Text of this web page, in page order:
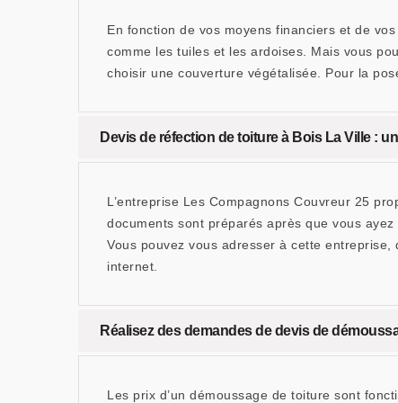
En fonction de vos moyens financiers et de
comme les tuiles et les ardoises. Mais vous
choisir une couverture végétalisée. Pour la
Devis de réfection de toiture à Bois La Ville :
L’entreprise Les Compagnons Couvreur 25
documents sont préparés après que vous
Vous pouvez vous adresser à cette
internet.
Réalisez des demandes de devis de
Les prix d’un démoussage de toiture sont